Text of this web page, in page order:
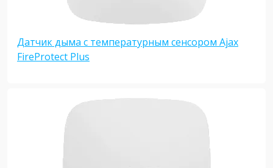
Датчик дыма с температурным сенсором Ajax
FireProtect Plus